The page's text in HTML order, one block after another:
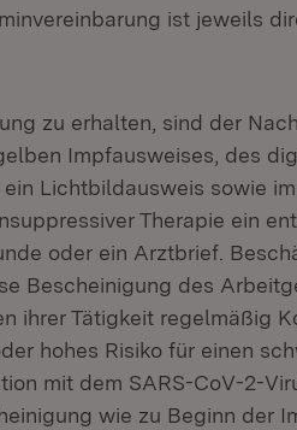
ist jeweils
zu erhalten, sind der
Impfausweises, des
Lichtbildausweis sowie
Therapie ein
oder ein Arztbrief.
Bescheinigung des
ihrer Tätigkeit regelmäßig
hohes Risiko für einen
mit dem SARS-CoV-2-
wie zu Beginn der